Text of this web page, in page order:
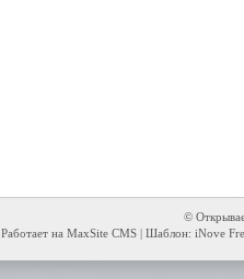
©
Работает на MaxSite CMS | Шаблон: iNove